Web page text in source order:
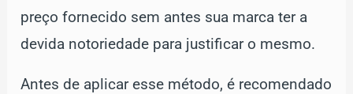
preço fornecido sem antes sua marca ter a
devida notoriedade para justificar o mesmo.
Antes de aplicar esse método, é recomendado